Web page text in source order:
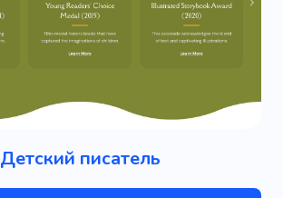
Детский писатель